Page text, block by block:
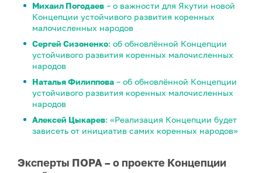
Михаил Погодаев – о важности для Якутии новой
Концепции устойчивого развития коренных
малочисленных народов
Сергей Сизоненко: об обновлённой Концепции
устойчивого развития коренных малочисленных
народов
Наталья Филиппова – об обновлённой Концепции
устойчивого развития коренных малочисленных
народов
Алексей Цыкарев: «Реализация Концепции будет
зависеть от инициатив самих коренных народов»
Эксперты ПОРА – о проекте Концепции